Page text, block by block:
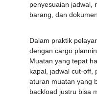
penyesuaian jadwal,
barang, dan dokumen.
Dalam praktik
dengan cargo
Muatan yang tepat
kapal, jadwal cut-off,
aturan muatan yang
backload justru bisa